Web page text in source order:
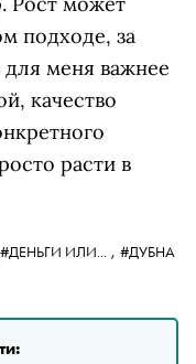
подходе, за
меня важнее
качество
расти в
#ДЕНЬГИ ИЛИ... , #ДУБНА